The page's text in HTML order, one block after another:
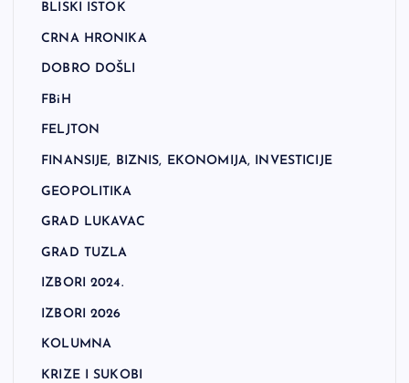
BLISKI ISTOK
CRNA HRONIKA
DOBRO DOŠLI
FBiH
FELJTON
FINANSIJE, BIZNIS, EKONOMIJA, INVESTICIJE
GEOPOLITIKA
GRAD LUKAVAC
GRAD TUZLA
IZBORI 2024.
IZBORI 2026
KOLUMNA
KRIZE I SUKOBI